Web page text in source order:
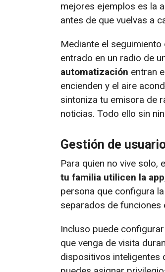
mejores ejemplos es la
antes de que vuelvas a
Mediante el
entrado en un radio de
automatización entran
encienden y el aire
sintoniza tu emisora de
noticias. Todo ello sin
Gestión de
Para quien no vive solo,
tu familia utilicen la
persona que configura
separados de funciones
Incluso puede
que venga de visita
dispositivos inteligentes